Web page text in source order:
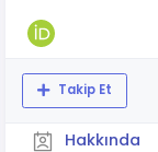
Takip Et
Hakkında